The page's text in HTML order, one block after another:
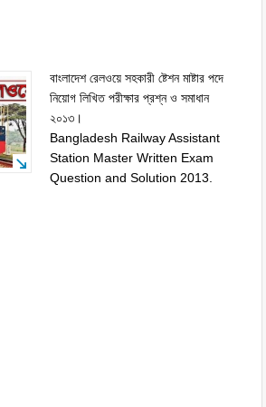
বাংলাদেশ রেলওয়ে সহকারী ষ্টেশন মাষ্টার পদে
নিয়োগ লিখিত পরীক্ষার প্রশ্ন ও সমাধান
২০১৩।
Bangladesh Railway Assistant
Station Master Written Exam
Question and Solution 2013.